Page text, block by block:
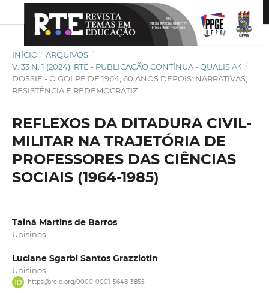
INÍCIO / ARQUIVOS /
V. 33 N. 1 (2024): RTE - PUBLICAÇÃO CONTÍNUA - QUALIS A4 /
DOSSIÊ - O GOLPE DE 1964, 60 ANOS DEPOIS: NARRATIVAS,
RESISTÊNCIA E REDEMOCRATIZ
REFLEXOS DA DITADURA CIVIL-
MILITAR NA TRAJETÓRIA DE
PROFESSORES DAS CIÊNCIAS
SOCIAIS (1964-1985)
Tainá Martins de Barros
Unisinos
Luciane Sgarbi Santos Grazziotin
Unisinos
https://orcid.org/0000-0001-5648-3855